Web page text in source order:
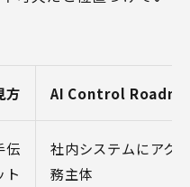
方 AI Control
伝
ト
社内システムにアク
務主体